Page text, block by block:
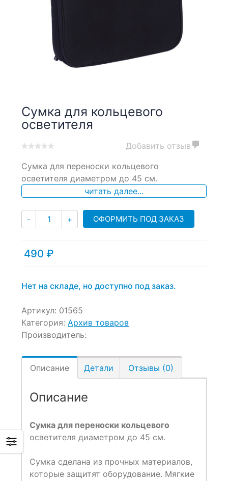
Сумка для кольцевого
осветителя
out
based
ratings
Добавить отзыв
Сумка для переноски кольцевого
осветителя диаметром до 45 см.
читать далее...
- Количество
+ ОФОРМИТЬ ПОД ЗАКАЗ
490 ₽
Нет на складе, но доступно под заказ.
Артикул: 01565
Категория: Архив товаров
Производитель:
Описание Детали Отзывы (0)
Описание
Сумка для переноски кольцевого
осветителя диаметром до 45 см.
Сумка сделана из прочных материалов,
которые защитят оборудование. Мягкие